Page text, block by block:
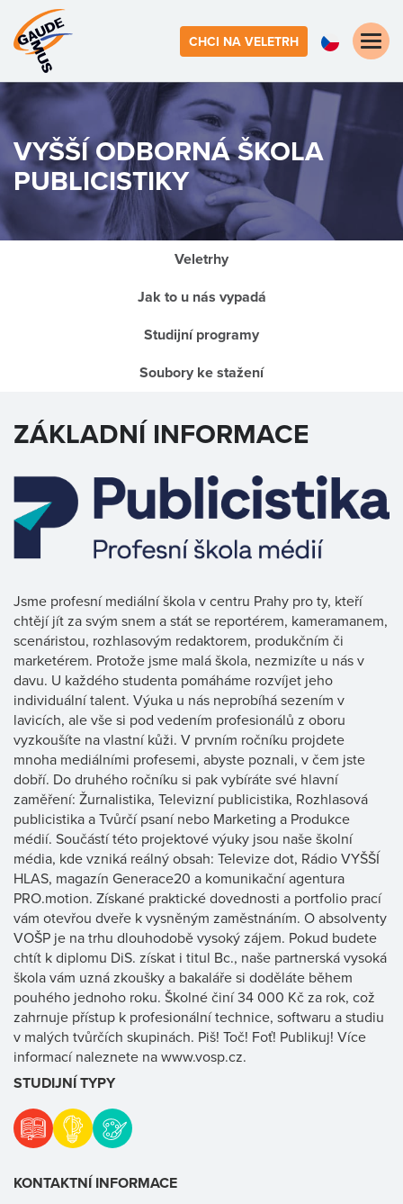
CHCI NA VELETRH
Toggle
VYŠŠÍ ODBORNÁ ŠKOLA
PUBLICISTIKY
Veletrhy
Jak to u nás vypadá
Studijní programy
Soubory ke stažení
ZÁKLADNÍ INFORMACE
Jsme profesní mediální škola v centru Prahy pro ty, kteří
chtějí jít za svým snem a stát se reportérem, kameramanem,
scenáristou, rozhlasovým redaktorem, produkčním či
marketérem. Protože jsme malá škola, nezmizíte u nás v
davu. U každého studenta pomáháme rozvíjet jeho
individuální talent. Výuka u nás neprobíhá sezením v
lavicích, ale vše si pod vedením profesionálů z oboru
vyzkoušíte na vlastní kůži. V prvním ročníku projdete
mnoha mediálními profesemi, abyste poznali, v čem jste
dobří. Do druhého ročníku si pak vybíráte své hlavní
zaměření: Žurnalistika, Televizní publicistika, Rozhlasová
publicistika a Tvůrčí psaní nebo Marketing a Produkce
médií. Součástí této projektové výuky jsou naše školní
média, kde vzniká reálný obsah: Televize dot, Rádio VYŠŠÍ
HLAS, magazín Generace20 a komunikační agentura
PRO.motion. Získané praktické dovednosti a portfolio prací
vám otevřou dveře k vysněným zaměstnáním. O absolventy
VOŠP je na trhu dlouhodobě vysoký zájem. Pokud budete
chtít k diplomu DiS. získat i titul Bc., naše partnerská vysoká
škola vám uzná zkoušky a bakaláře si doděláte během
pouhého jednoho roku. Školné činí 34 000 Kč za rok, což
zahrnuje přístup k profesionální technice, softwaru a studiu
v malých tvůrčích skupinách. Piš! Toč! Foť! Publikuj! Více
informací naleznete na www.vosp.cz.
STUDIJNÍ TYPY
KONTAKTNÍ INFORMACE